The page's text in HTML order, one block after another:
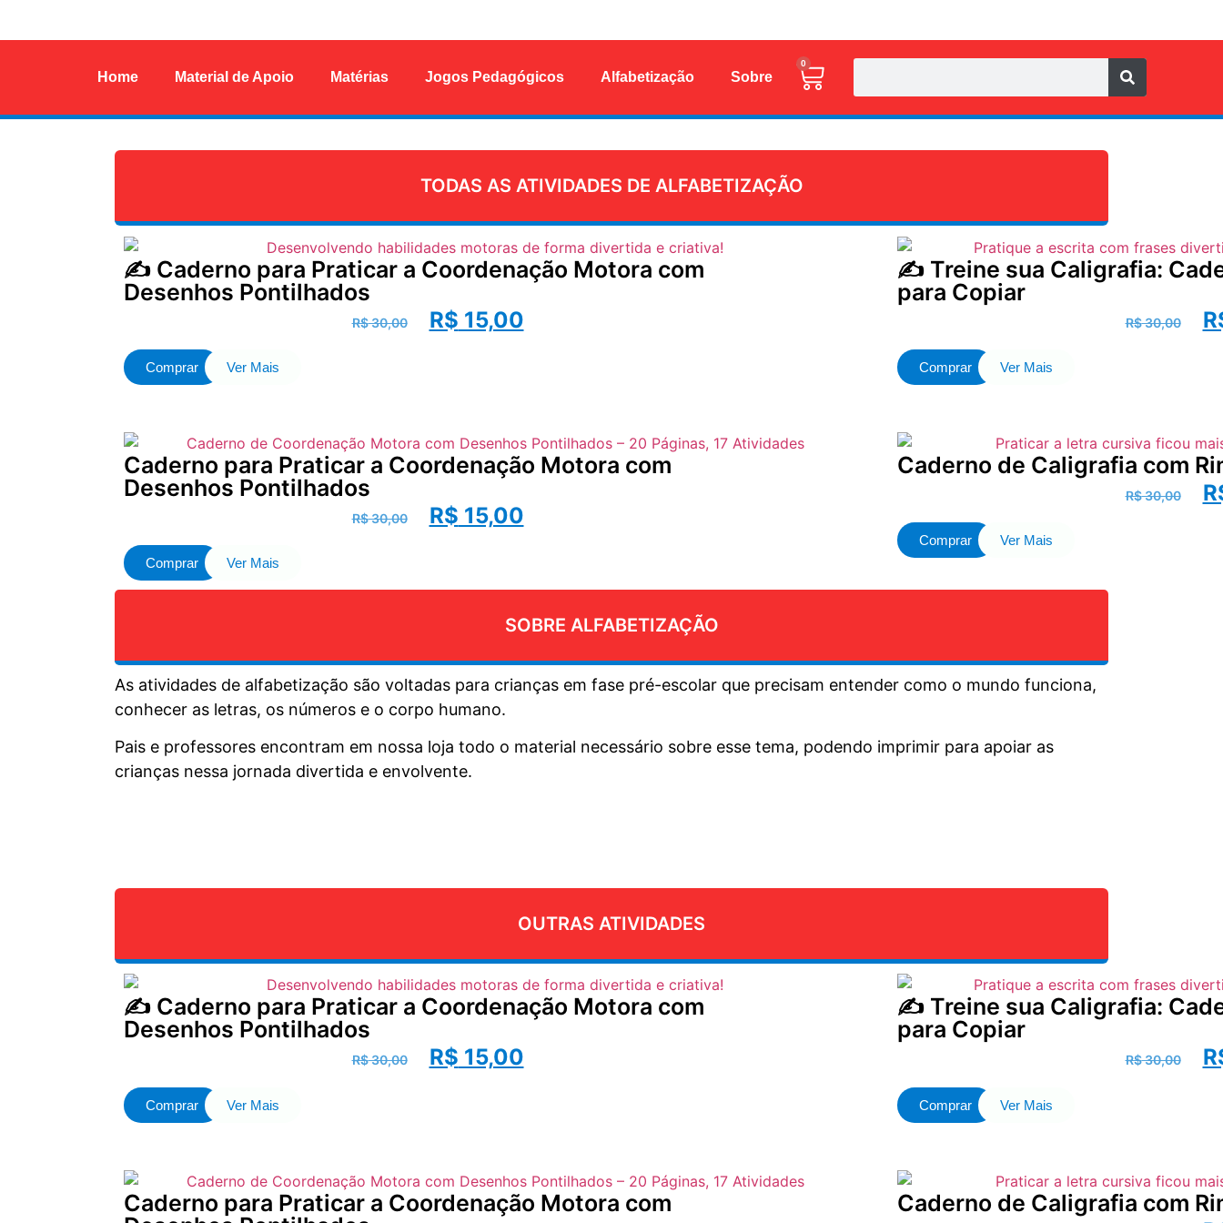
Home Material de Apoio Matérias Jogos Pedagógicos Alfabetização Sobre
0
TODAS AS ATIVIDADES DE ALFABETIZAÇÃO
✍️ Caderno para Praticar a Coordenação Motora com
Desenhos Pontilhados
R$30,00 R$ 15,00
Comprar Ver Mais
✍️ Treine sua Caligrafia:
para Copiar
R$30,00
Comprar Ver Mais
Caderno para Praticar a Coordenação Motora com
Desenhos Pontilhados
R$30,00 R$ 15,00
Comprar Ver Mais
Caderno de Caligrafia com
R$30,00
Comprar Ver Mais
SOBRE ALFABETIZAÇÃO
As atividades de alfabetização são voltadas para crianças em fase pré-escolar que precisam entender como o mundo funciona,
conhecer as letras, os números e o corpo humano.
Pais e professores encontram em nossa loja todo o material necessário sobre esse tema, podendo imprimir para apoiar as
crianças nessa jornada divertida e envolvente.
OUTRAS ATIVIDADES
✍️ Caderno para Praticar a Coordenação Motora com
Desenhos Pontilhados
R$30,00 R$ 15,00
Comprar Ver Mais
✍️ Treine sua Caligrafia:
para Copiar
R$30,00
Comprar Ver Mais
Caderno para Praticar a Coordenação Motora com
Caderno de Caligrafia com